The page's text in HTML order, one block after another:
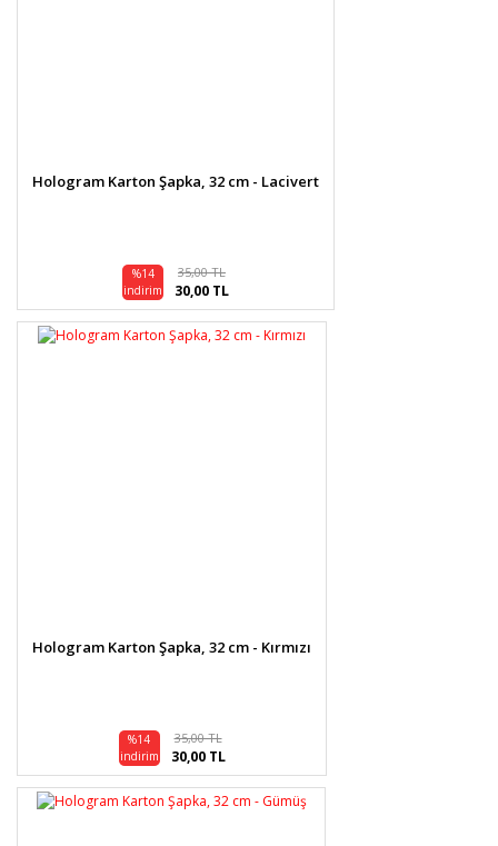
Hologram Karton Şapka, 32 cm - Lacivert
%14
indirim
35,00 TL
30,00 TL
Hologram Karton Şapka, 32 cm - Kırmızı
%14
indirim
35,00 TL
30,00 TL